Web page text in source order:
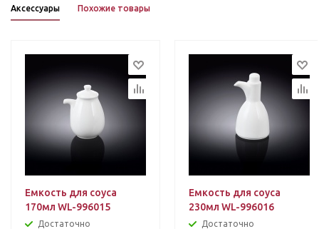
Аксессуары Похожие товары
Емкость для соуса
170мл WL-996015
Достаточно
Емкость для соуса
230мл WL-996016
Достаточно